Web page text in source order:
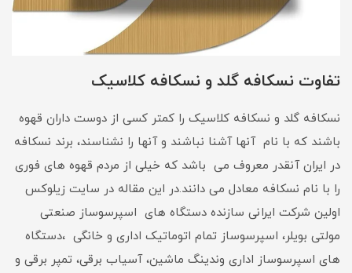
تفاوت نسکافه گلد و نسکافه کلاسیک
نسکافه گلد و نسکافه کلاسیک را کمتر کسی از دوست داران قهوه
باشند که با نام آنها آشنا نباشند و آنها را نشناسند، برند نسکافه
در ایران آنقدر معروف می باشد که خیلی از مردم قهوه های فوری
را با نام نسکافه معادل می دانند.در این مقاله در سایت زیلوکس
اولین شرکت ایرانی سازنده دستگاه های اسپرسوساز صنعتی
مولتی بویلر، اسپرسوساز تمام اتوماتیک اداری و خانگی ،دستگاه
های اسپرسوساز اداری وندینگ ماشین، آسیاب برقی، تمپر برقی و